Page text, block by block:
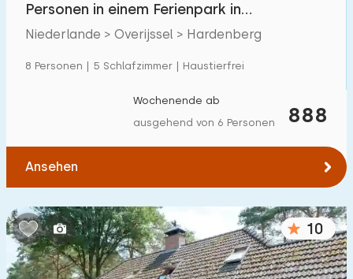
Kindereinrichtungen im Park
Zugänglichkeit
Eingeschränkte Mobilität
Rollstuhlgerecht
Hilfsmittel
Personen in einem Ferienpark in
Hardenberg
Niederlande > Overijssel > Hardenberg
8 Personen | 5 Schlafzimmer | Haustierfrei
888
Wochenende ab
ausgehend von 6 Personen
Ansehen
10